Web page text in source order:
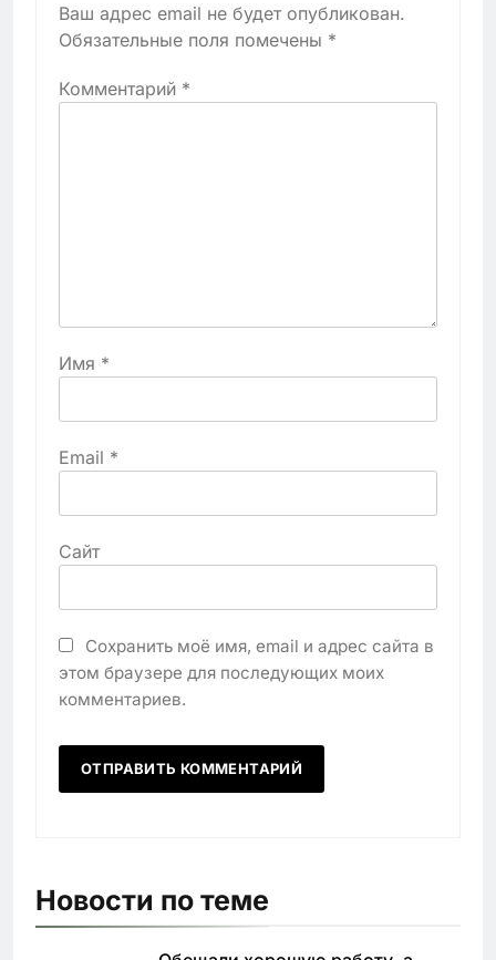
Ваш адрес email не будет опубликован.
Обязательные поля помечены *
Комментарий *
Имя *
Email *
Сайт
Сохранить моё имя, email и адрес сайта в
этом браузере для последующих моих
комментариев.
Новости по теме